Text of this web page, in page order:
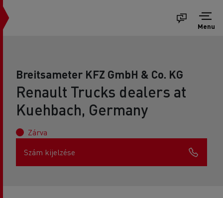
Menu
Breitsameter KFZ GmbH & Co. KG
Renault Trucks dealers at
Kuehbach, Germany
Zárva
Szám kijelzése